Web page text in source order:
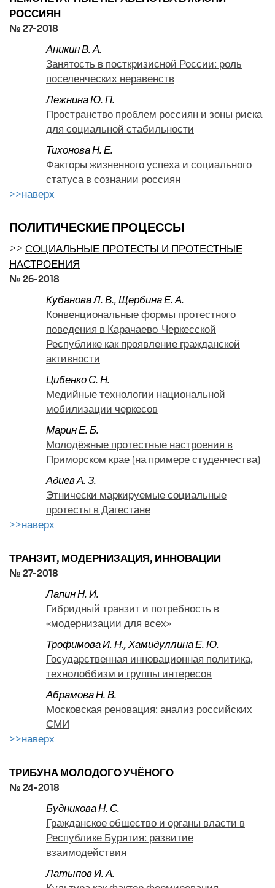
РОССИЯН
№ 27-2018
Аникин В. А.
Занятость в посткризисной России: роль
поселенческих неравенств
Лежнина Ю. П.
Пространство проблем россиян и зоны риска
для социальной стабильности
Тихонова Н. Е.
Факторы жизненного успеха и социального
статуса в сознании россиян
>>наверх
ПОЛИТИЧЕСКИЕ ПРОЦЕССЫ
>> СОЦИАЛЬНЫЕ ПРОТЕСТЫ И ПРОТЕСТНЫЕ
НАСТРОЕНИЯ
№ 26-2018
Кубанова Л. В.,Щербина Е. А.
Конвенциональные формы протестного
поведения в Карачаево-Черкесской
Республике как проявление гражданской
активности
Цибенко С. Н.
Медийные технологии национальной
мобилизации черкесов
Марин Е. Б.
Молодёжные протестные настроения в
Приморском крае (на примере студенчества)
Адиев А. З.
Этнически маркируемые социальные
протесты в Дагестане
>>наверх
ТРАНЗИТ, МОДЕРНИЗАЦИЯ, ИННОВАЦИИ
№ 27-2018
Лапин Н. И.
Гибридный транзит и потребность в
«модернизации для всех»
Трофимова И. Н.,Хамидуллина Е. Ю.
Государственная инновационная политика,
технолоббизм и группы интересов
Абрамова Н. В.
Московская реновация: анализ российских
СМИ
>>наверх
ТРИБУНА МОЛОДОГО УЧЁНОГО
№ 24-2018
Будникова Н. С.
Гражданское общество и органы власти в
Республике Бурятия: развитие
взаимодействия
Латыпов И. А.